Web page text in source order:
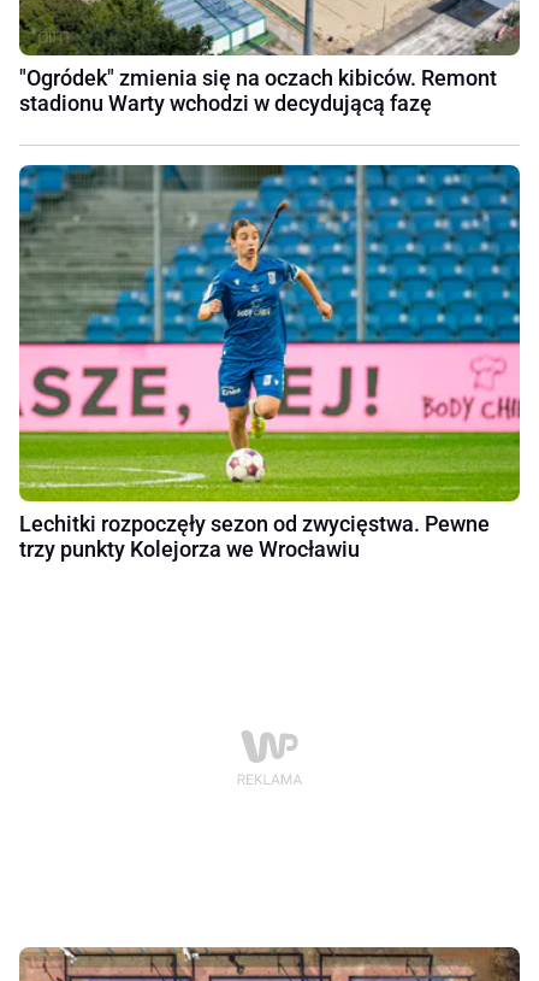
"Ogródek" zmienia się na oczach kibiców. Remont
stadionu Warty wchodzi w decydującą fazę
Lechitki rozpoczęły sezon od zwycięstwa. Pewne
trzy punkty Kolejorza we Wrocławiu